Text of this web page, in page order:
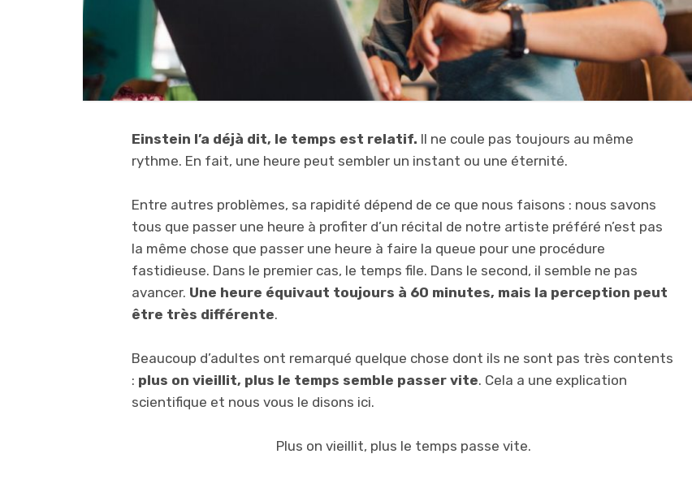
Einstein l’a déjà dit, le temps est relatif. Il ne coule pas toujours au même
rythme. En fait, une heure peut sembler un instant ou une éternité.
Entre autres problèmes, sa rapidité dépend de ce que nous faisons : nous savons
tous que passer une heure à profiter d’un récital de notre artiste préféré n’est pas
la même chose que passer une heure à faire la queue pour une procédure
fastidieuse. Dans le premier cas, le temps file. Dans le second, il semble ne pas
avancer. Une heure équivaut toujours à 60 minutes, mais la perception peut
être très différente.
Beaucoup d’adultes ont remarqué quelque chose dont ils ne sont pas très contents
: plus on vieillit, plus le temps semble passer vite. Cela a une explication
scientifique et nous vous le disons ici.
Plus on vieillit, plus le temps passe vite.